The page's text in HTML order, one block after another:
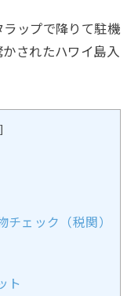
ップで降りて駐機
されたハワイ島入
]
チェック（税関）
ト